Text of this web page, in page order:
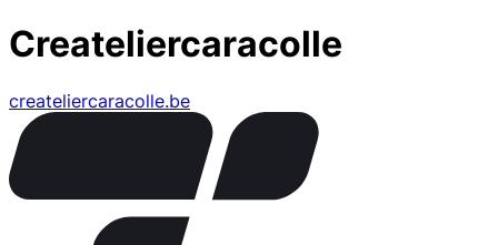
Createliercaracolle
createliercaracolle.be